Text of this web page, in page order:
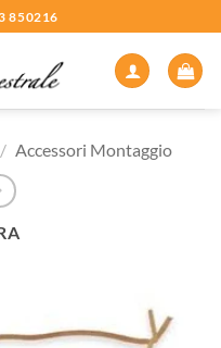
850216
/ Accessori Montaggio